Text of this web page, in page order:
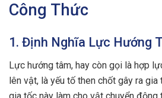
Công Thức
1. Định Nghĩa Lực Hướng
Lực hướng tâm, hay còn gọi là hợp
lên vật, là yếu tố then chốt gây ra gia
gia tốc này làm cho vật chuyển động